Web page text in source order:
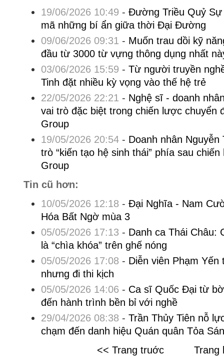
19/06/2026 10:49 - Đường Triều Quỷ
mã những bí ẩn giữa thời Đại Đường
09/06/2026 09:31 - Muốn trau dồi kỹ
đầu từ 3000 từ vựng thông dụng nhất
03/06/2026 15:59 - Từ người truyền
Tinh đặt nhiều kỳ vọng vào thế hệ trẻ
22/05/2026 22:21 - Nghệ sĩ - doanh
vai trò đặc biệt trong chiến lược chuyển
Group
19/05/2026 20:54- Doanh nhân Nguyễn
trò “kiến tạo hệ sinh thái” phía sau
Group
Tin cũ hơn:
10/05/2026 12:18 - Đại Nghĩa - Nam
Hóa Bất Ngờ mùa 3
05/05/2026 17:13 - Danh ca Thái Châu:
là “chìa khóa” trên ghế nóng
05/05/2026 17:08 - Diễn viên Phạm
nhưng đi thi kịch
05/05/2026 14:06 - Ca sĩ Quốc Đại từ
đến hành trình bền bỉ với nghề
29/04/2026 08:38 - Trần Thủy Tiên nỗ
chạm đến danh hiệu Quán quân Tỏa
<< Trang truớc
Trang